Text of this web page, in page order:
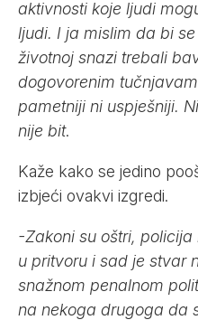
aktivnosti koje ljudi
ljudi. I ja mislim da bi
životnoj snazi trebali
dogovorenim
pametniji ni uspješniji.
nije bit.
Kaže kako se jedino
izbjeći ovakvi izgredi.
-Zakoni su oštri,
u pritvoru i sad je stvar
snažnom penalnom
na nekoga drugoga da